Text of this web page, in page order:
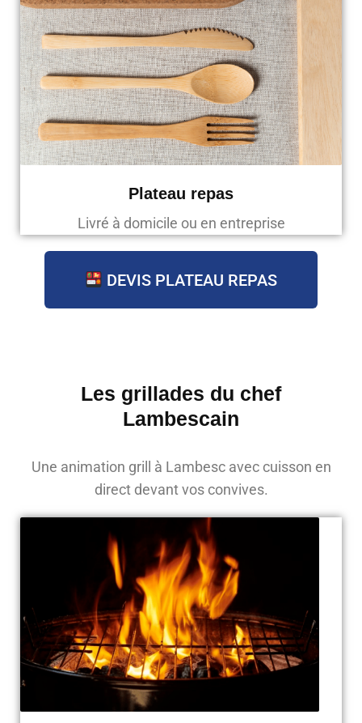
Plateau repas
Livré à domicile ou en entreprise
DEVIS PLATEAU REPAS
Les grillades du chef
Lambescain
Une animation grill à Lambesc avec cuisson en
direct devant vos convives.